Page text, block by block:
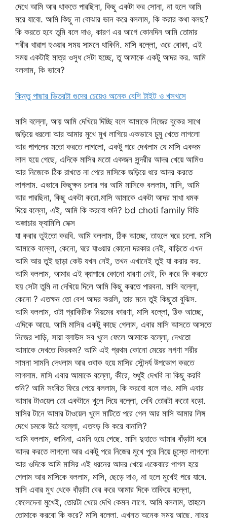
দেখে আমি আর থাকতে পারছিনা, কিছু একটা কর সোনা, না হলে আমি
মরে যাবো. আমি কিছু না বোঝার ভান করে বললাম, কি করার কথা বলছ?
কি করতে হবে তুমি বলে দাও, কারণ এর আগে কোনদিন আমি তোমার
শরীর খারাপ হওয়ার সময় সামনে থাকিনি. মাসি বল্লো, ওরে বোকা, এই
সময় একটাই মাত্র ওসুধ সেটা হচ্ছে, তু আমাকে একটু আদর কর. আমি
বললাম, কি ভাবে?
কিন্তু পাছার ভিতরটা গুদের চেয়েও অনেক বেশি টাইট ও খসখসে
মাসি বল্লো, আয় আমি দেখিয়ে দিচ্ছি বলে আমাকে নিজের বুকের সাথে
জড়িয়ে ধরলো আর আমার মুখে মুখ লাগিয়ে একভাবে চুমু খেতে লাগলো
আর পাগলের মতো করতে লাগলো, একটু পরে দেখলাম যে মাসি একদম
লাল হয়ে গেছে, এদিকে মাসির মতো একজন সুন্দরীর আদর খেয়ে আমিও
আর নিজেকে ঠিক রাখতে না পেরে মাসিকে জড়িয়ে ধরে আদর করতে
লাগলাম. এভাবে কিছুক্ষন চলার পর আমি মাসিকে বললাম, মাসি, আমি
আর পারছিনা, কিছু একটা করো.মাসি আমাকে একটা আদর মাখা ধমক
দিয়ে বল্লো, এই, আমি কি করবো শুনি? bd choti family বিডি
অজাচার ফ্যামিলি সেক্স
যা করার তুইতো করবি. আমি বললাম, ঠিক আচ্ছে, তাহলে ঘরে চলো. মাসি
আমাকে বল্লো, কেনো, ঘরে যাওয়ার কোনো দরকার নেই, বাড়িতে এখন
আমি আর তুই ছাড়া কেউ যখন নেই, তখন এখানেই তুই যা করার কর.
আমি বললাম, আমার এই ব্যাপারে কোনো ধারণা নেই, কি করে কি করতে
হয় সেটা তুমি না দেখিয়ে দিলে আমি কিছু করতে পারবনা. মাসি বল্লো,
কেনো ? এতক্ষন তো বেশ আদর করলি, তার মনে তুই কিছুতা বুঝিস.
আমি বললাম, ওটা প্রাকিটিক নিয়মের কারণা, মাসি বল্লো, ঠিক আচ্ছে,
এদিকে আয়ে. আমি মাসির একটু কাছে গেলাম, এবার মাসি আসতে আসতে
নিজের শাড়ি, সায়া ব্লাউস সব খুলে ফেলে আমাকে বল্লো, দেখতো
আমাকে দেখতে কিরকম? আমি এই প্রথম কোনো মেয়ের নগণা শরীর
সামনা সামনি দেখলাম আর ওবাক হয়ে মাসির সৌন্দর্য উপভোগ করতে
লাগলাম. মাসি এবার আমাকে বল্লো, কীরে, শুধুই দেখবি না কিছু করবি
শুনি? আমি সংবিত ফিরে পেয়ে বললাম, কি করবো বলে দাও. মাসি এবার
আমার টাওয়েল তো একটানে খুলে দিয়ে বল্লো, দেখি তোরটা কতো বড়ো.
মাসির টানে আমার টাওয়েল খুলে মাটিতে পরে গেল আর মাসি আমার লিঙ্গ
দেখে চমকে উঠে বল্লো, এতবড় কি করে বানালি?
আমি বললাম, জানিনা, এমনি হয়ে গেছে. মাসি দুহাতে আমার বাঁড়াটা ধরে
আদর করতে লাগলো আর একটু পরে নিজের মুখে পুরে নিয়ে চুস্তে লাগলো
আর ওদিকে আমি মাসির এই ধরনের আদর খেয়ে একেবারে পাগল হয়ে
গেলাম আর মাসিকে বললাম, মাসি, ছেড়ে দাও, না হলে মুখেই পরে যাবে.
মাসি এবার মুখ থেকে বাঁড়াটা বের করে আমার দিকে তাকিয়ে বল্লো,
ফেলেদেনা মুখেই, তোরটা খেয়ে দেখি কেমন লাগে. আমি বললাম, তাহলে
তোমাকে করবো কি করে? মাসি বল্লো, এখনত অনেক সময় আছে, নাহয়